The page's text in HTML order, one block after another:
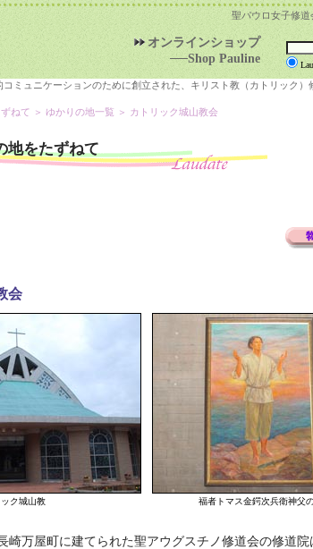
聖パウロ女子修道
オンラインショップ
──Shop Pauline
ミュニケーションのために創立された、キリスト教（カトリック）
ねて ＞ ゆかりの地一覧 ＞ カトリック城山教会
地をたずねて
会
ク城山教 福者トマス金鍔次兵衛神父
崎万屋町に建てられた聖アウグスチノ修道会の修道院